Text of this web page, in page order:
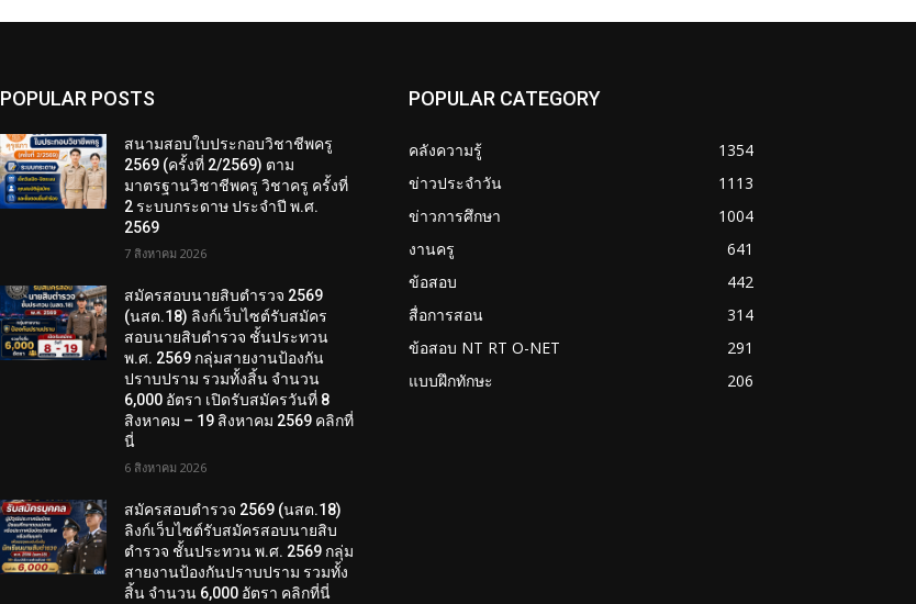
POPULAR POSTS
สนามสอบใบประกอบวิชาชีพครู
2569 (ครั้งที่ 2/2569) ตาม
มาตรฐานวิชาชีพครู วิชาครู ครั้งที่
2 ระบบกระดาษ ประจำปี พ.ศ.
2569
7 สิงหาคม 2026
สมัครสอบนายสิบตำรวจ 2569
(นสต.18) ลิงก์เว็บไซต์รับสมัคร
สอบนายสิบตำรวจ ชั้นประทวน
พ.ศ. 2569 กลุ่มสายงานป้องกัน
ปราบปราม รวมทั้งสิ้น จำนวน
6,000 อัตรา เปิดรับสมัครวันที่ 8
สิงหาคม – 19 สิงหาคม 2569 คลิกที่
นี่
6 สิงหาคม 2026
สมัครสอบตํารวจ 2569 (นสต.18)
ลิงก์เว็บไซต์รับสมัครสอบนายสิบ
ตำรวจ ชั้นประทวน พ.ศ. 2569 กลุ่ม
สายงานป้องกันปราบปราม รวมทั้ง
สิ้น จำนวน 6,000 อัตรา คลิกที่นี่
POPULAR CATEGORY
คลังความรู้
1354
ข่าวประจำวัน
1113
ข่าวการศึกษา
1004
งานครู
641
ข้อสอบ
442
สื่อการสอน
314
ข้อสอบ NT RT O-NET
291
แบบฝึกทักษะ
206